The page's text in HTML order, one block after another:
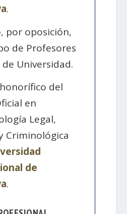
.
por oposición,
de Profesores
Universidad.
del
en
Legal,
Criminológica
de
.